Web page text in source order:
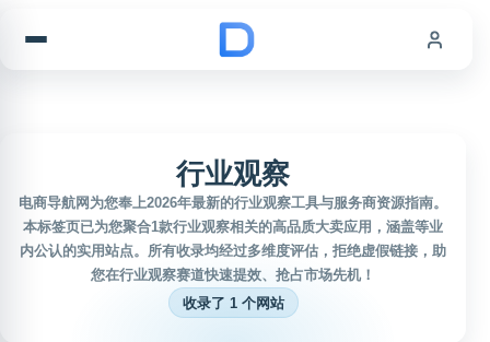
行业观察
电商导航网为您奉上2026年最新的行业观察工具与服务商资源指南。
本标签页已为您聚合1款行业观察相关的高品质大卖应用，涵盖等业
内公认的实用站点。所有收录均经过多维度评估，拒绝虚假链接，助
您在行业观察赛道快速提效、抢占市场先机！
收录了 1 个网站